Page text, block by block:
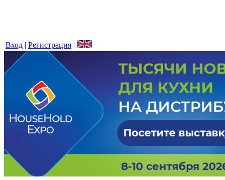
Вход | Регистрация |